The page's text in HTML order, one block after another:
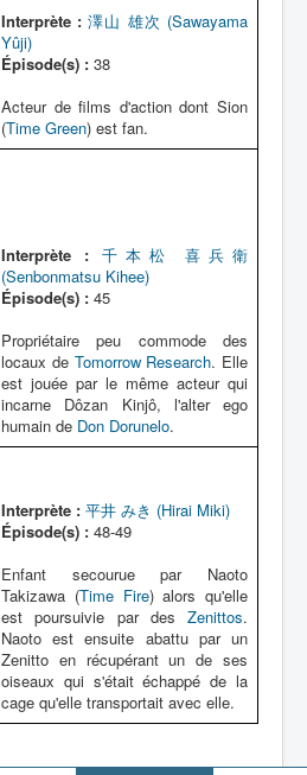
Interprète : 澤山 雄次 (Sawayama
Yûji)
Épisode(s) : 38
Acteur de films d'action dont Sion
(Time Green) est fan.
Interprète : 千本松 喜兵衛
(Senbonmatsu Kihee)
Épisode(s) : 45
Propriétaire peu commode des
locaux de Tomorrow Research. Elle
est jouée par le même acteur qui
incarne Dôzan Kinjô, l'alter ego
humain de Don Dorunelo.
Interprète : 平井 みき (Hirai Miki)
Épisode(s) : 48-49
Enfant secourue par Naoto
Takizawa (Time Fire) alors qu'elle
est poursuivie par des Zenittos.
Naoto est ensuite abattu par un
Zenitto en récupérant un de ses
oiseaux qui s'était échappé de la
cage qu'elle transportait avec elle.